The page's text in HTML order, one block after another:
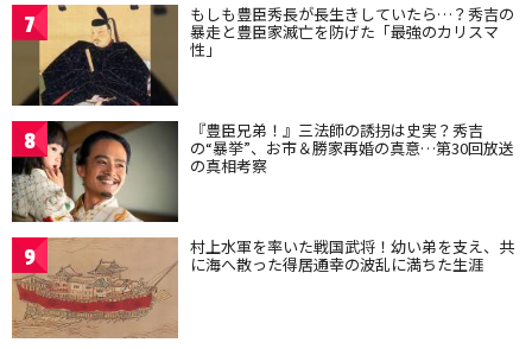
7 もしも豊臣秀長が長生きしていたら…？秀吉の
暴走と豊臣家滅亡を防げた「最強のカリスマ
性」
8 『豊臣兄弟！』三法師の誘拐は史実？秀吉
の“暴挙”、お市＆勝家再婚の真意…第30回放送
の真相考察
9 村上水軍を率いた戦国武将！幼い弟を支え、共
に海へ散った得居通幸の波乱に満ちた生涯